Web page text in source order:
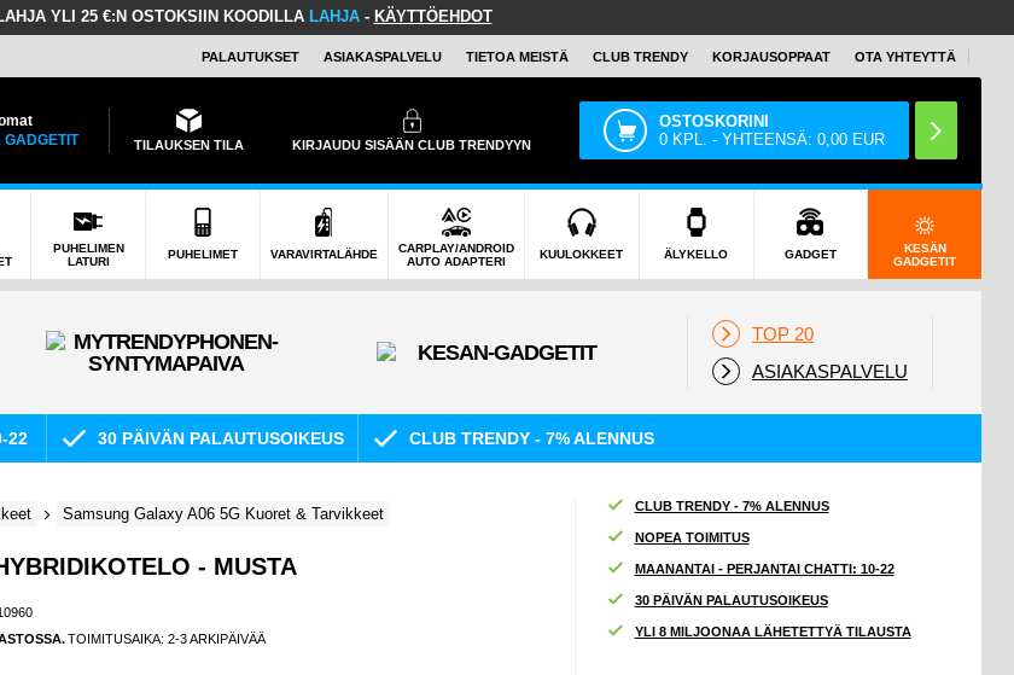
YLI 25 €:N OSTOKSIIN KOODILLA LAHJA- KÄYTTÖEHDOT
PALAUTUKSET ASIAKASPALVELU TIETOA MEISTÄ CLUB TRENDY KORJAUSOPPAAT OTA YHTEYTTÄ
GADGETIT
TILAUKSEN TILA KIRJAUDU SISÄÄN CLUB TRENDYYN
OSTOSKORINI
0 KPL. - YHTEENSÄ:0,00 EUR
PUHELIMEN
LATURI
PUHELIMET VARAVIRTALÄHDE
CARPLAY/ANDROID
AUTO ADAPTERI
KUULOKKEET ÄLYKELLO GADGET
KESÄN
GADGETIT
TOP 20
ASIAKASPALVELU
22 30 PÄIVÄN PALAUTUSOIKEUS CLUB TRENDY - 7% ALENNUS
Samsung Galaxy A06 5G Kuoret & Tarvikkeet
- MUSTA
TOIMITUSAIKA: 2-3 ARKIPÄIVÄÄ
CLUB TRENDY - 7% ALENNUS
NOPEA TOIMITUS
MAANANTAI - PERJANTAI CHATTI: 10-22
30 PÄIVÄN PALAUTUSOIKEUS
YLI 8 MILJOONAA LÄHETETTYÄ TILAUSTA